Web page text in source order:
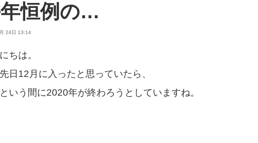
恒例の…
24日 13:14
ちは。
日12月に入ったと思っていたら、
いう間に2020年が終わろうとしていますね。